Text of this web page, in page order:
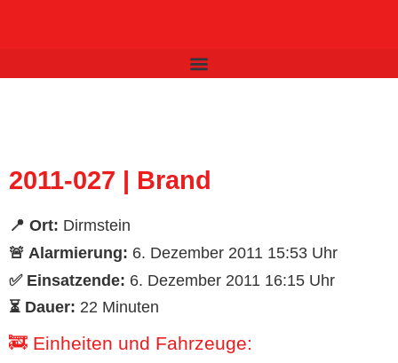
2011-027 | Brand
📍 Ort: Dirmstein
🚨 Alarmierung: 6. Dezember 2011 15:53 Uhr
✅ Einsatzende: 6. Dezember 2011 16:15 Uhr
⏳ Dauer: 22 Minuten
🚒 Einheiten und Fahrzeuge: